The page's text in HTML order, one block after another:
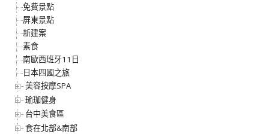
免費景點
屏東景點
新建案
素食
南歐西班牙11日
日本四國之旅
美容按摩SPA
瑜珈健身
台中美食區
食在北部&南部